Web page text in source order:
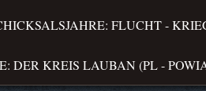
FLUCHT -
DER KREIS LAUBAN (PL -